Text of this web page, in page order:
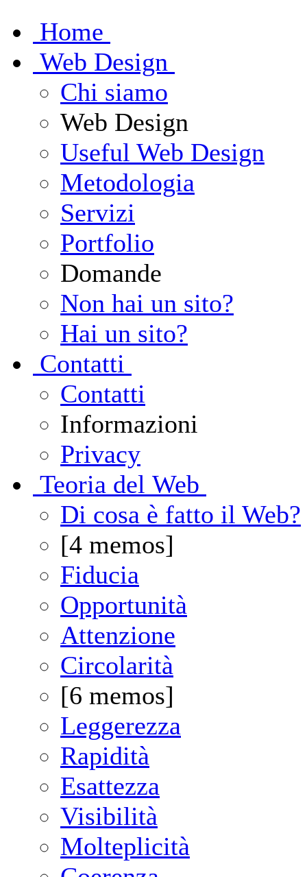
Home
Web Design
Chi siamo
Web Design
Useful Web Design
Metodologia
Servizi
Portfolio
Domande
Non hai un sito?
Hai un sito?
Contatti
Contatti
Informazioni
Privacy
Teoria del Web
Di cosa è fatto il Web?
[4 memos]
Fiducia
Opportunità
Attenzione
Circolarità
[6 memos]
Leggerezza
Rapidità
Esattezza
Visibilità
Molteplicità